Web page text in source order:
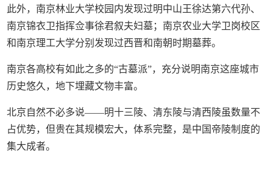
此外，南京林业大学校园内发现过明中山王徐达第六代孙、
南京锦衣卫指挥佥事徐君叙夫妇墓；南京农业大学卫岗校区
和南京理工大学分别发现过西晋和南朝时期墓葬。
南京各高校有如此之多的“古墓派”，充分说明南京这座城市
历史悠久，地下埋藏文物丰富。
北京自然不必多说——明十三陵、清东陵与清西陵虽数量不
占优势，但贵在其规模宏大，体系完整，是中国帝陵制度的
集大成者。